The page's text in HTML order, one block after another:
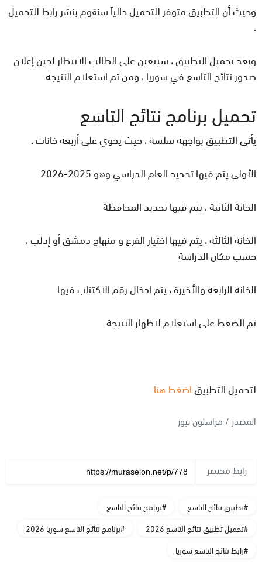
وحيث أن التطبيق متوفر للتحميل حالياً سنقوم بنشر رابط للتحميل
.
وبعد تحميل التطبيق ، سيتعين على الطالب الانتظار لحين إعلان
صدور نتائج التاسع في سوريا ، ومن ثم استعلام النتيجة
تحميل برنامج نتائج التاسع
يأتي التطبيق بواجهة سلسة ، حيث يحوي على أربعة خانات .
الأولى يتم فيها تحديد العام الدراسي وهو 2025-2026
الخانة الثانية ، يتم فيها تحديد المحافظة
الخانة الثالثة ، يتم فيها اختيار الفرع و منهاج دمشق أو إدلب ،
حسب مكان الدراسة
الخانة الرابعة والأخيرة ، يتم ادخال رقم الاكتتاب فيها
ثم الضغط على استعلام لاظهار النتيجة
لتحميل التطبيقاضغط هنا
المصدر / مراسلون نيوز
رابط مختصر
#تطبيق نتائج التاسع
#برنامج نتائج التاسع
#تحميل تطبيق نتائج التاسع 2026
#برنامج نتائج التاسع سوريا 2026
#رابط نتائج التاسع سوريا